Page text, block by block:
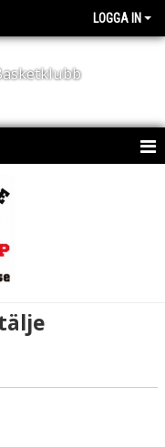
LOGGA IN